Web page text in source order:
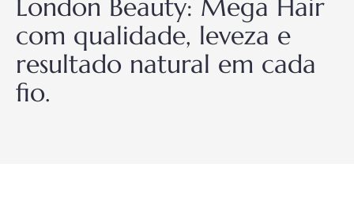
London Beauty: Mega Hair
com qualidade, leveza e
resultado natural em cada
fio.